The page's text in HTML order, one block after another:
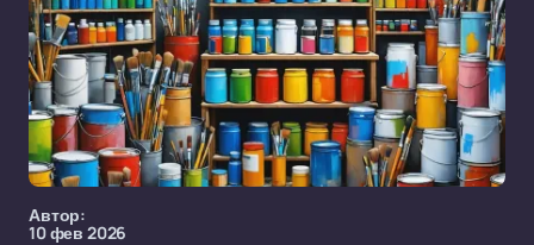
Автор:
10 фев 2026